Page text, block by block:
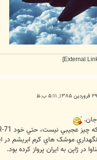
موشک هاي کرم ابريشم در
در ژاپن به ايران پرواز کرده بود.